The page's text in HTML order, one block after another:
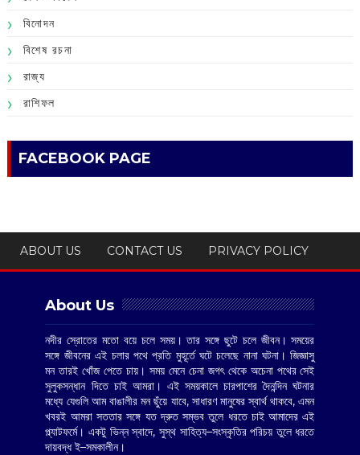
বিনোদন
বিশেষ রচনা
রাজ্য
রাশিফল
FACEBOOK PAGE
ABOUT US CONTACT US PRIVACY POLICY
About Us
নদীর স্রোতের মতো বয়ে চলে সময়। তার সঙ্গে ছুটে চলে জীবন। সময়ের
সঙ্গে জীবনের এই চলার পথে প্রতি মুহূর্তে ঘটে চলেছে নানা ঘটনা। জিজ্ঞাসু
মন তারই খোঁজ পেতে চায়। সময় মেনে চেনা জগৎ থেকে অচেনা পথের সেই
সুলুকসন্ধান দিতে চাই আমরা। এই সময়কালে চারপাশের দৈনন্দিন ঘটনার
মধ্যে যেগুলি আম বাঙালীর মন ছুঁয়ে যাবে, সাধারণ মানুষের স্বার্থ থাকবে, এমন
খবরই আমরা সততার সঙ্গে যত দ্রুত সম্ভব তুলে ধরতে চাই আমাদের এই
প্ল্যাটফর্মে। একটু ভিন্ন স্বাদে, সুস্থ সাহিত্য–সংস্কৃতির পরিচয় তুলে ধরতে
দায়বদ্ধ ই–সমকালীন।